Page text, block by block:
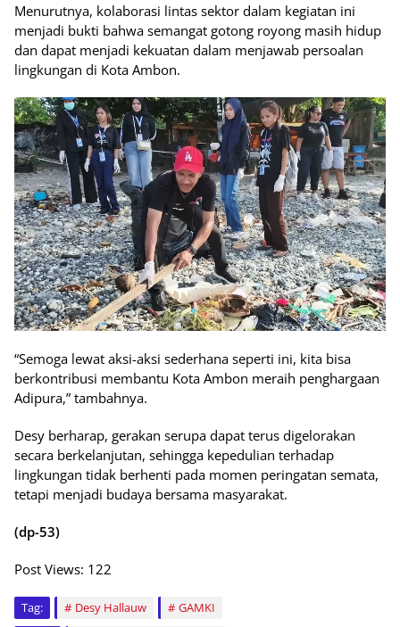
Menurutnya, kolaborasi lintas sektor dalam kegiatan ini
menjadi bukti bahwa semangat gotong royong masih hidup
dan dapat menjadi kekuatan dalam menjawab persoalan
lingkungan di Kota Ambon.
“Semoga lewat aksi-aksi sederhana seperti ini, kita bisa
berkontribusi membantu Kota Ambon meraih penghargaan
Adipura,” tambahnya.
Desy berharap, gerakan serupa dapat terus digelorakan
secara berkelanjutan, sehingga kepedulian terhadap
lingkungan tidak berhenti pada momen peringatan semata,
tetapi menjadi budaya bersama masyarakat.
(dp-53)
Post Views: 122
Tag: Desy Hallauw
GAMKI